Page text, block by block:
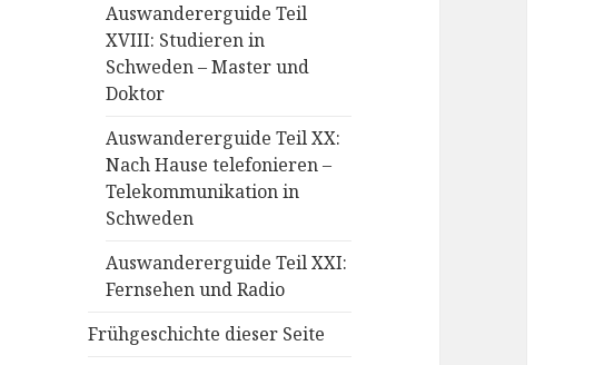
Auswandererguide Teil
XVIII: Studieren in
Schweden – Master und
Doktor
Auswandererguide Teil XX:
Nach Hause telefonieren –
Telekommunikation in
Schweden
Auswandererguide Teil XXI:
Fernsehen und Radio
Frühgeschichte dieser Seite